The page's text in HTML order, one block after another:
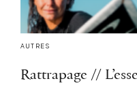
AUTRES
Rattrapage //